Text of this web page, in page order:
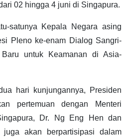
02 hingga 4 juni di Singapura.
satunya Kepala Negara asing
Pleno ke-enam Dialog Sangri-
Baru untuk Keamanan di Asia-
hari kunjungannya, Presiden
pertemuan dengan Menteri
Dr. Ng Eng Hen dan
akan berpartisipasi dalam